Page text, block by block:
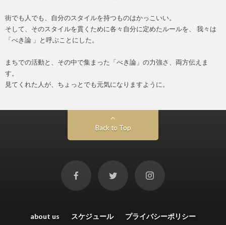
街でも人でも、自分のスタイルを持つものはかっこいい。
そして、そのスタイルを貫くために各々自分に定めたルールを、 我々は
「べき論 」と呼ぶことにした。
まちでの活動と、その中で集まった「べき論」の力強さ、両方伝えま
す。
見てくれた人が、ちょっとでも元気になりますように。
Back to Top
about us スケジュール プライバシーポリシー